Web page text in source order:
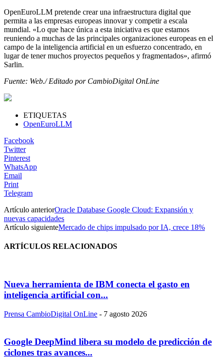
OpenEuroLLM pretende crear una infraestructura digital que
permita a las empresas europeas innovar y competir a escala
mundial. «Lo que hace única a esta iniciativa es que estamos
reuniendo a muchas de las principales organizaciones europeas en el
campo de la inteligencia artificial en un esfuerzo concentrado, en
lugar de tener muchos proyectos pequeños y fragmentados», afirmó
Sarlin.
Fuente: Web./ Editado por CambioDigital OnLine
ETIQUETAS
OpenEuroLLM
Facebook
Twitter
Pinterest
WhatsApp
Email
Print
Telegram
Artículo anteriorOracle Database Google Cloud: Expansión y
nuevas capacidades
Artículo siguienteMercado de chips impulsado por IA, crece 18%
ARTÍCULOS RELACIONADOS
Nueva herramienta de IBM conecta el gasto en
inteligencia artificial con...
Prensa CambioDigital OnLine - 7 agosto 2026
Google DeepMind libera su modelo de predicción de
ciclones tras avances...